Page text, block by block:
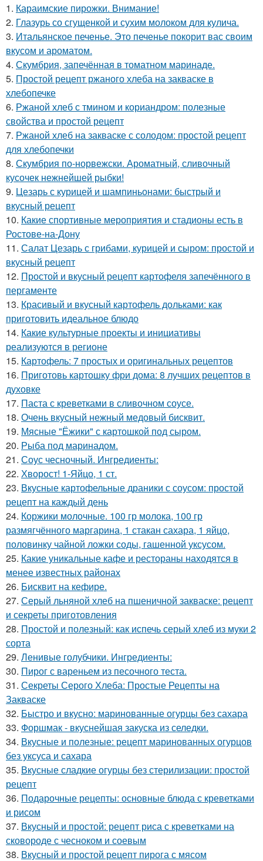
1. Караимские пирожки. Внимание!
2. Глазурь со сгущенкой и сухим молоком для кулича.
3. Итальянское печенье. Это печенье покорит вас своим
вкусом и ароматом.
4. Скумбрия, запечённая в томатном маринаде.
5. Простой рецепт ржаного хлеба на закваске в
хлебопечке
6. Ржаной хлеб с тмином и кориандром: полезные
свойства и простой рецепт
7. Ржаной хлеб на закваске с солодом: простой рецепт
для хлебопечки
8. Скумбрия по-норвежски. Ароматный, сливочный
кусочек нежнейшей рыбки!
9. Цезарь с курицей и шампиньонами: быстрый и
вкусный рецепт
10. Какие спортивные мероприятия и стадионы есть в
Ростове-на-Дону
11. Салат Цезарь с грибами, курицей и сыром: простой и
вкусный рецепт
12. Простой и вкусный рецепт картофеля запечённого в
пергаменте
13. Красивый и вкусный картофель дольками: как
приготовить идеальное блюдо
14. Какие культурные проекты и инициативы
реализуются в регионе
15. Картофель: 7 простых и оригинальных рецептов
16. Приготовь картошку фри дома: 8 лучших рецептов в
духовке
17. Паста с креветками в сливочном соусе.
18. Очень вкусный нежный медовый бисквит.
19. Мясные "Ёжики" с картошкой под сыром.
20. Рыба под маринадом.
21. Соус чесночный. Ингредиенты:
22. Хворост! 1-Яйцо, 1 ст.
23. Вкусные картофельные драники с соусом: простой
рецепт на каждый день
24. Коржики молочные. 100 гр молока, 100 гр
размягчённого маргарина, 1 стакан сахара, 1 яйцо,
половинку чайной ложки соды, гашенной уксусом.
25. Какие уникальные кафе и рестораны находятся в
менее известных районах
26. Бисквит на кефире.
27. Серый льняной хлеб на пшеничной закваске: рецепт
и секреты приготовления
28. Простой и полезный: как испечь серый хлеб из муки 2
сорта
29. Ленивые голубчики. Ингредиенты:
30. Пирог с вареньем из песочного теста.
31. Секреты Серого Хлеба: Простые Рецепты на
Закваске
32. Быстро и вкусно: маринованные огурцы без сахара
33. Форшмак - вкуснейшая закуска из селедки.
34. Вкусные и полезные: рецепт маринованных огурцов
без уксуса и сахара
35. Вкусные сладкие огурцы без стерилизации: простой
рецепт
36. Подарочные рецепты: основные блюда с креветками
и рисом
37. Вкусный и простой: рецепт риса с креветками на
сковороде с чесноком и соевым
38. Вкусный и простой рецепт пирога с мясом